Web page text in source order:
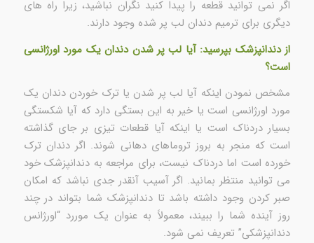
اگر نمی توانید قطعه را پیدا کنید نگران نباشید، زیرا راه های
دیگری برای ترمیم دندان لب پر شده وجود دارند.
از دندانپزشک بپرسید: آیا لب پر شدن دندان یک مورد اورژانسی
است؟
مشخص نمودن اینکه آیا لب پر شدن یا ترک خوردن دندان یک
مورد اورژانسی است یا خیر به این بستگی دارد که آیا شکستگی
بسیار دردناک است یا اینکه آیا قطعات تیزی بر جای گذاشته
است که منجر به بروز تروماهای دهانی شوند. اگر دندان ترک
خورده است اما دردناک نیست، برای مراجعه به دندانپزشک خود
می توانید منتظر بمانید. اگر آسیب آنقدر جدی نباشد که امکان
صبر کردن وجود داشته باشد تا دندانپزشک شما بتواند در چند
روز آینده شما را ببیند، معمولاً به عنوان یک موررد “اورژانس
دندانپزشکی” تعریف نمی شود.